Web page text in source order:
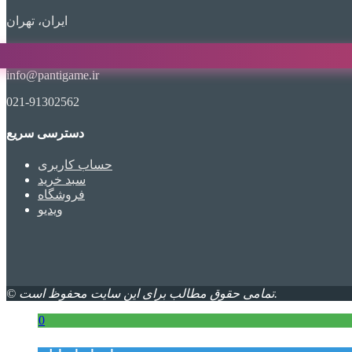
ایران، تهران
info@pantigame.ir
021-91302562
دسترسی سریع
حساب کاربری
سبد خرید
فروشگاه
ویدیو
© تمامی حقوق مطالب برای این سایت محفوظ است.
0